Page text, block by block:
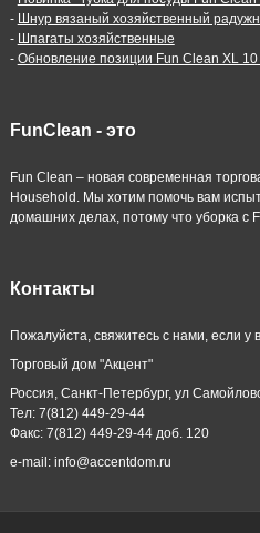
- Шнур вязаный хозяйственный
- Шпагаты хозяйственные
- Обновление позиции Fun Clean XL
FunClean - это
Fun Clean – новая современная
Household. Мы хотим помочь вам
домашних делах, потому что уборка с
Контакты
Пожалуйста, свяжитесь с нами, если
Торговый дом "Акцент"
Россия, Санкт-Петербург, ул
Тел: 7(812) 449-29-44
Факс: 7(812) 449-29-44 доб. 120
e-mail: info@accentdom.ru